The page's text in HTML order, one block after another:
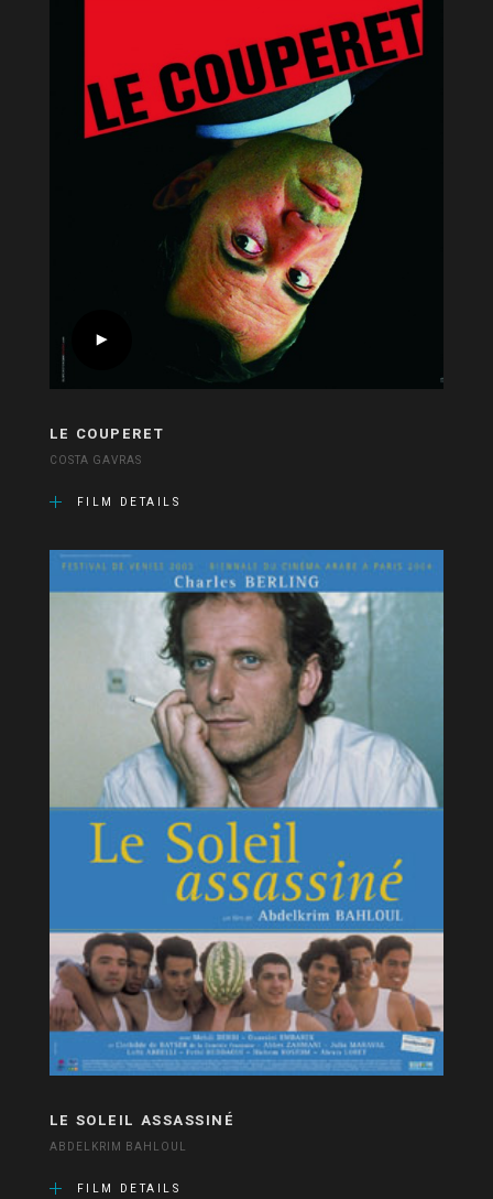
LE COUPERET
COSTA GAVRAS
FILM DETAILS
LE SOLEIL ASSASSINÉ
ABDELKRIM BAHLOUL
FILM DETAILS